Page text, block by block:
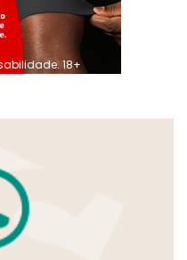
18+